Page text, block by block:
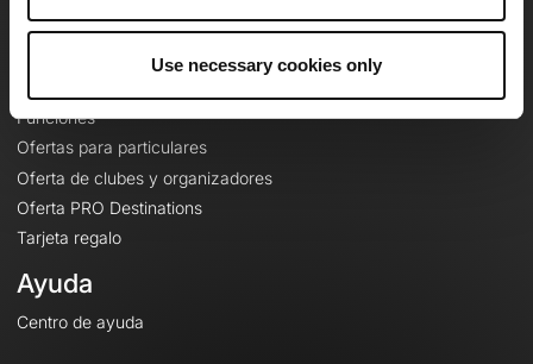
Use necessary cookies only
Funciones
Ofertas para particulares
Oferta de clubes y organizadores
Oferta PRO Destinations
Tarjeta regalo
Ayuda
Centro de ayuda